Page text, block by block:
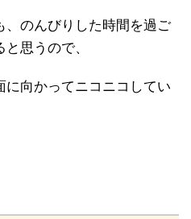
、のんびりした時間を過ご
思うので、
向かってニコニコしてい